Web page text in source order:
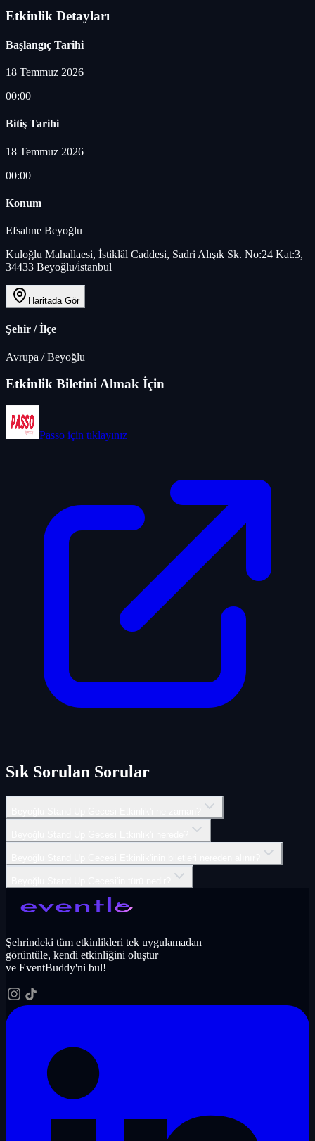
Etkinlik Detayları
Başlangıç Tarihi
18 Temmuz 2026
00:00
Bitiş Tarihi
18 Temmuz 2026
00:00
Konum
Efsahne Beyoğlu
Kuloğlu Mahallaesi, İstiklâl Caddesi, Sadri Alışık Sk. No:24 Kat:3,
34433 Beyoğlu/i̇stanbul
Haritada Gör
Şehir / İlçe
Avrupa /Beyoğlu
Etkinlik Biletini Almak İçin
Passo için tıklayınız
Sık Sorulan Sorular
Şehrindeki tüm etkinlikleri tek uygulamadan
görüntüle, kendi etkinliğini oluştur
ve EventBuddy'ni bul!